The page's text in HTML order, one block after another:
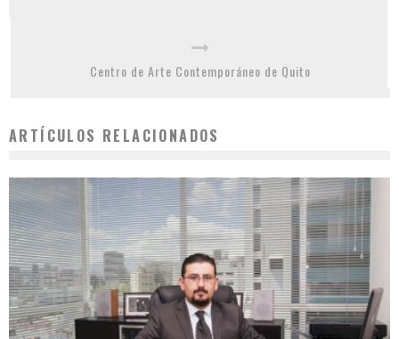
Centro de Arte Contemporáneo de Quito
ARTÍCULOS RELACIONADOS